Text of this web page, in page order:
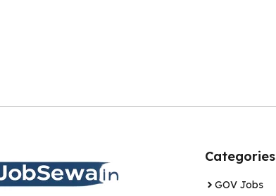
Categories
GOV Jobs